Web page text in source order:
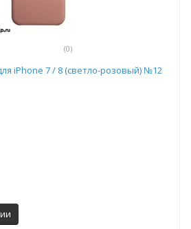
(0)
iPhone 7 / 8 (светло-розовый) №12